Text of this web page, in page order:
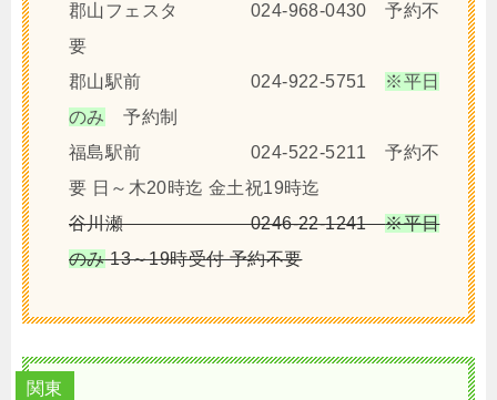
郡山フェスタ 024-968-0430 予約不
要
郡山駅前 024-922-5751
※平日
のみ
予約制
福島駅前 024-522-5211 予約不
要 日～木20時迄 金土祝19時迄
谷川瀬 0246-22-1241※平日
のみ13～19時受付 予約不要
関東